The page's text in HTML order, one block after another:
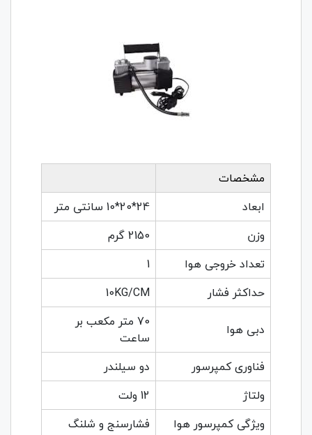
مشخصات
ابعاد
24*20*10 سانتی متر
وزن
2150 گرم
تعداد خروجی هوا
1
حداکثر فشار
10KG/CM
دبی هوا
70 متر مکعب بر
ساعت
فناوری کمپرسور
دو سیلندر
ولتاژ
12 ولت
ویژگی کمپرسور هوا
فشارسنج و شلنگ